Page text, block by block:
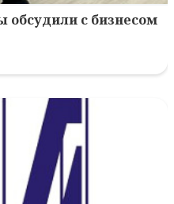
обсудили с бизнесом